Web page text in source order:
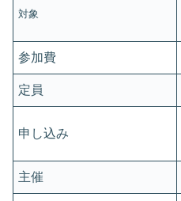
対象
参加費
定員
申し込み
主催